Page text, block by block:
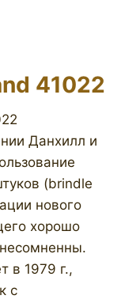
41022
Данхилл и
(brindle
нового
хорошо
в 1979 г.,
с